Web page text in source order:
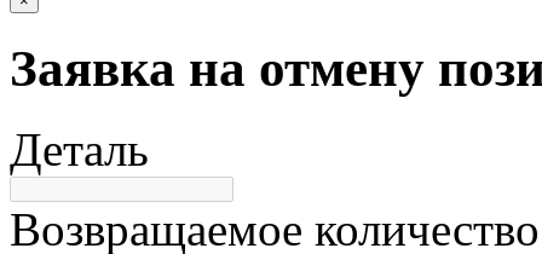
Заявка на отмену
Деталь
Возвращаемое количество